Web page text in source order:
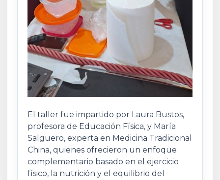
El taller fue impartido por Laura Bustos,
profesora de Educación Física, y María
Salguero, experta en Medicina Tradicional
China, quienes ofrecieron un enfoque
complementario basado en el ejercicio
físico, la nutrición y el equilibrio del